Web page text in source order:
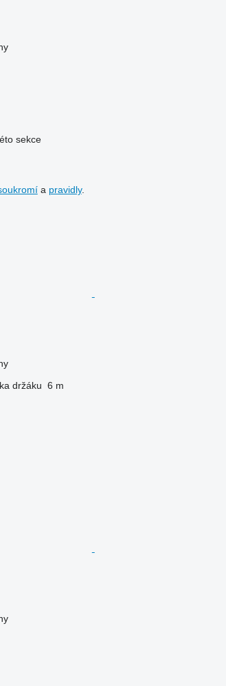
sekce
a pravidly.
držáku 6 m